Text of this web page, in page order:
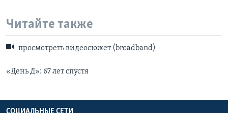
Читайте также
просмотреть видеосюжет (broadband)
«День Д»: 67 лет спустя